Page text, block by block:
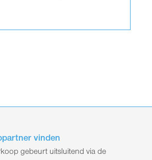
vinden
gebeurt uitsluitend via de